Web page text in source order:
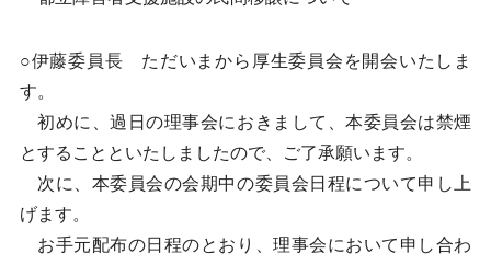
○伊藤委員長 ただいまから厚生委員会を開会いたしま
す。
初めに、過日の理事会におきまして、本委員会は禁煙
とすることといたしましたので、ご了承願います。
次に、本委員会の会期中の委員会日程について申し上
げます。
お手元配布の日程のとおり、理事会において申し合わ